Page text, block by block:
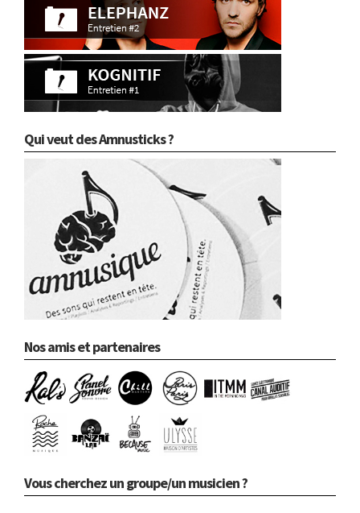
Qui veut des Amnusticks ?
Nos amis et partenaires
Vous cherchez un groupe/un musicien ?